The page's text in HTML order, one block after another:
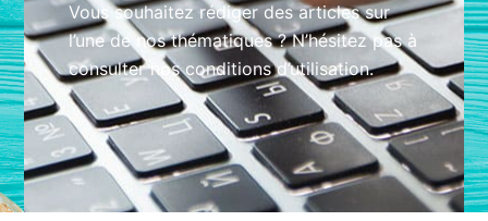
Vous souhaitez rédiger des articles sur
l’une de nos thématiques ? N’hésitez pas à
consulter nos conditions d’utilisation.